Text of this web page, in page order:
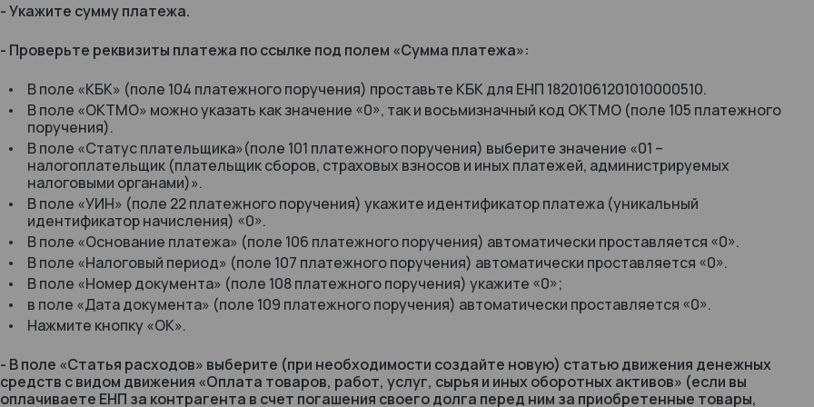
- Укажите сумму платежа.
- Проверьте реквизиты платежа по ссылке под полем «Сумма платежа»:
В поле «КБК» (поле 104 платежного поручения) проставьте КБК для ЕНП 18201061201010000510.
В поле «ОКТМО» можно указать как значение «0», так и восьмизначный код ОКТМО (поле 105 платежного
поручения).
В поле «Статус плательщика»(поле 101 платежного поручения) выберите значение «01 –
налогоплательщик (плательщик сборов, страховых взносов и иных платежей, администрируемых
налоговыми органами)».
В поле «УИН» (поле 22 платежного поручения) укажите идентификатор платежа (уникальный
идентификатор начисления) «0».
В поле «Основание платежа» (поле 106 платежного поручения) автоматически проставляется «0».
В поле «Налоговый период» (поле 107 платежного поручения) автоматически проставляется «0».
В поле «Номер документа» (поле 108 платежного поручения) укажите «0»;
в поле «Дата документа» (поле 109 платежного поручения) автоматически проставляется «0».
Нажмите кнопку «ОК».
- В поле «Статья расходов» выберите (при необходимости создайте новую) статью движения денежных
средств с видом движения «Оплата товаров, работ, услуг, сырья и иных оборотных активов» (если вы
оплачиваете ЕНП за контрагента в счет погашения своего долга перед ним за приобретенные товары,